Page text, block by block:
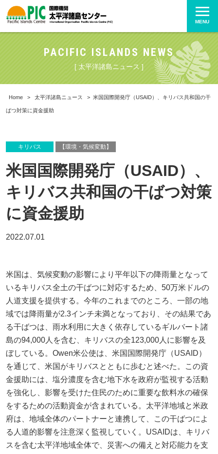
MENU
PACIFIC ISLANDS NEWS
[ 太平洋諸島ニュース ]
Home > 太平洋諸島ニュース > 米国国際開発庁（USAID）、キリバス共和国の干
ばつ対策に資金援助
キリバス 【環境・気候変動】
米国国際開発庁（USAID）、
キリバス共和国の干ばつ対策
に資金援助
2022.07.01
米国は、気候変動の影響により平年以下の降雨量となって
いるキリバス全土の干ばつに対応するため、50万米ドルの
人道支援を提供する。今年のこれまでのところ、一部の地
域では降雨量が2.3インチ未満となっており、その結果であ
る干ばつは、雨水利用に大きく依存しているギルバート諸
島の94,000人を含む、キリバスの全123,000人に影響を及
ぼしている。Owen米公使は、米国国際開発庁（USAID）
を通じて、米国がキリバスとともに歩むと述べた。この資
金援助には、塩分濃度を含む地下水を政府が監視する活動
を強化し、影響を受けた住民のために重要な飲料水の確保
をするための活動資金が含まれている。太平洋地域と米政
府は、地域全体のパートナーと連携して、この干ばつによ
る人道的影響を注意深く監視していく。USAIDは、キリバ
スを含む太平洋地域全体で、災害への備えと対応能力を支